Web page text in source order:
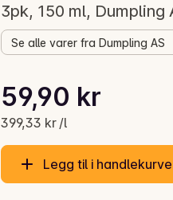
3pk, 150 ml, Dumpling
Se alle varer fra Dumpling AS
Gjeldende pris er: 59,90 kr
59,90 kr
399,33 kr /l
Stykkpris: 399,33 kr /l
Legg til i